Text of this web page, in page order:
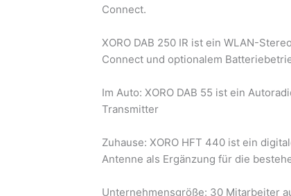
Connect.
XORO DAB 250 IR ist ein WLAN-
Connect und optionalem
Im Auto: XORO DAB 55 ist ein
Transmitter
Zuhause: XORO HFT 440 ist ein
Antenne als Ergänzung für die
Unternehmensgröße: 30 Mitarbeiter